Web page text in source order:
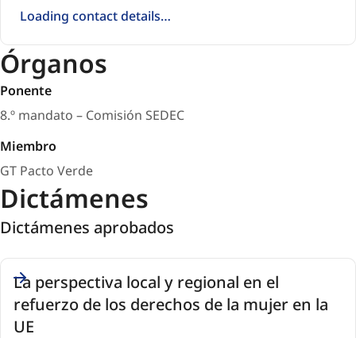
Loading contact details…
Órganos
Ponente
8.º mandato – Comisión SEDEC
Miembro
GT Pacto Verde
Dictámenes
Dictámenes aprobados
Opinions
(1)
La perspectiva local y regional en el
refuerzo de los derechos de la mujer en la
UE